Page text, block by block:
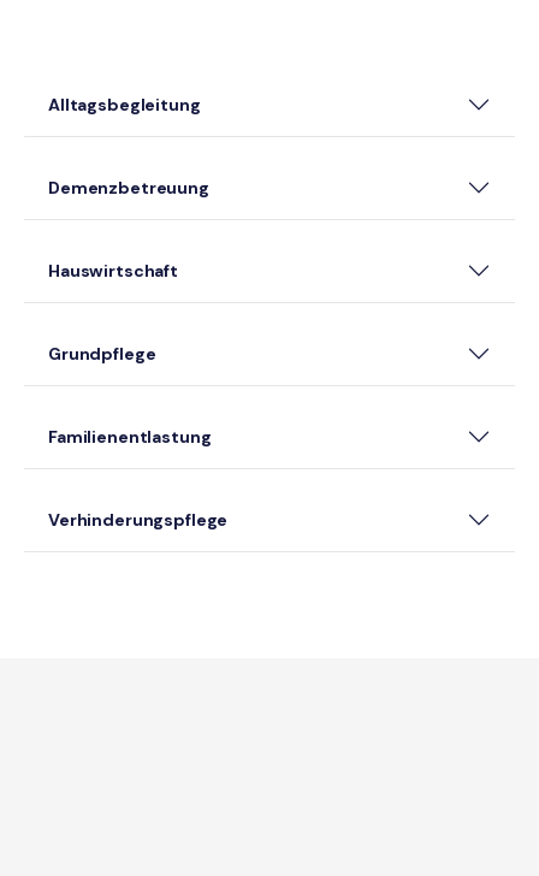
Alltagsbegleitung
Demenzbetreuung
Hauswirtschaft
Grundpflege
Familienentlastung
Verhinderungspflege